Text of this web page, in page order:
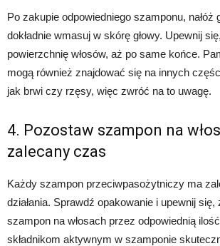
Po zakupie odpowiedniego szamponu, nałóż
dokładnie wmasuj w skórę głowy. Upewnij
powierzchnię włosów, aż po same końce.
mogą również znajdować się na innych
jak brwi czy rzęsy, więc zwróć na to uwagę.
4. Pozostaw szampon na
zalecany czas
Każdy szampon przeciwpasożytniczy ma
działania. Sprawdź opakowanie i upewnij
szampon na włosach przez odpowiednią
składnikom aktywnym w szamponie